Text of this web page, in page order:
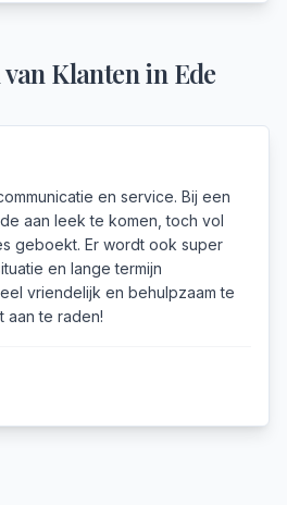
Klanten in Ede
en service. Bij een
aan leek te komen, toch vol
geboekt. Er wordt ook super
en lange termijn
vriendelijk en behulpzaam te
aan te raden!